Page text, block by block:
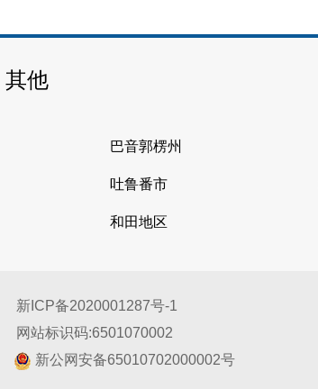
其他
巴音郭楞州
吐鲁番市
和田地区
新ICP备2020001287号-1
网站标识码:6501070002
新公网安备65010702000002号